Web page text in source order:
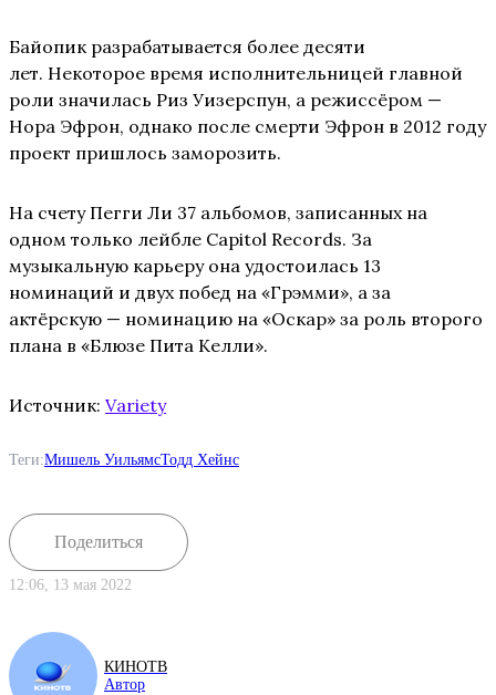
Байопик разрабатывается более десяти
лет. Некоторое время исполнительницей главной
роли значилась Риз Уизерспун, а режиссёром —
Нора Эфрон, однако после смерти Эфрон в 2012 году
проект пришлось заморозить.
На счету Пегги Ли 37 альбомов, записанных на
одном только лейбле Capitol Records. За
музыкальную карьеру она удостоилась 13
номинаций и двух побед на «Грэмми», а за
актёрскую — номинацию на «Оскар» за роль второго
плана в «Блюзе Пита Келли».
Источник: Variety
Теги:Мишель УильямсТодд Хейнс
Поделиться
12:06, 13 мая 2022
КИНОТВ
Автор